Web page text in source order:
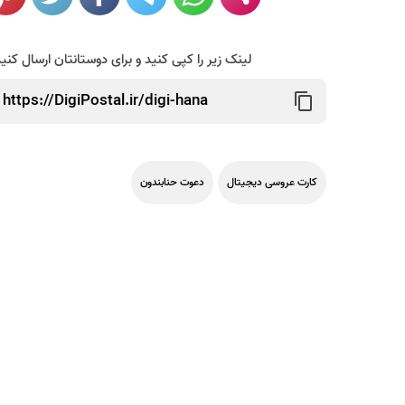
لینک زیر را کپی کنید و برای دوستانتان ارسال
کارت عروسی دیجیتال دعوت حنابندون